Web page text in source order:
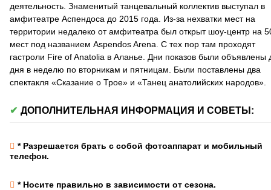
деятельность. Знаменитый танцевальный коллектив выступал в
амфитеатре Аспендоса до 2015 года. Из-за нехватки мест на
территории недалеко от амфитеатра был открыт шоу-центр на
мест под названием Aspendos Arena. С тех пор там проходят
гастроли Fire of Anatolia в Аланье. Дни показов были объявлены
дня в неделю по вторникам и пятницам. Были поставлены два
спектакля «Сказание о Трое» и «Танец анатолийских народов».
ДОПОЛНИТЕЛЬНАЯ ИНФОРМАЦИЯ И СОВЕТЫ:
* Разрешается брать с собой фотоаппарат и мобильный
телефон.
* Носите правильно в зависимости от сезона.